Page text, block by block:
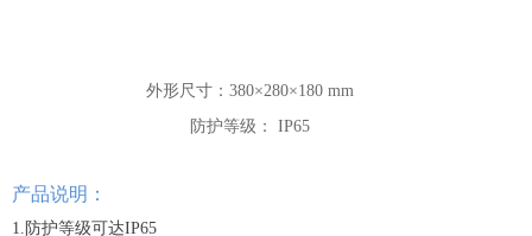
外形尺寸：380×280×180mm
防护等级： IP65
产品说明：
1.防护等级可达IP65